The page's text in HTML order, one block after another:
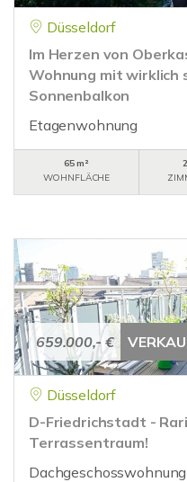
Düsseldorf
Im Herzen von
Wohnung mit wirklich
Sonnenbalkon
Etagenwohnung
65 m²
WOHNFLÄCHE
2
659.000,- €
Düsseldorf
D-Friedrichstadt -
Terrassentraum!
Dachgeschosswohnung